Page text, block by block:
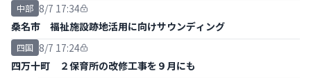
中部 8/7 17:34
桑名市 福祉施設跡地活用に向けサウンディング
四国 8/7 17:24
四万十町 ２保育所の改修工事を９月にも